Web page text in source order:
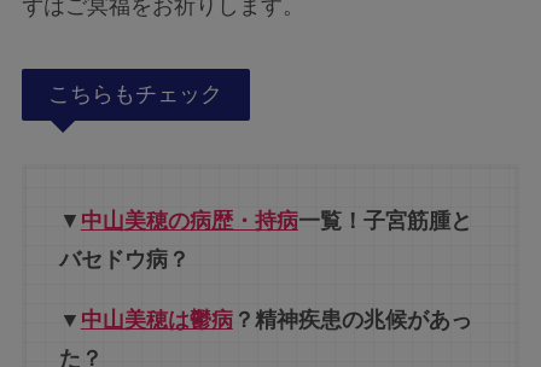
ずはご冥福をお祈りします。
こちらもチェック
▼ 中山美穂の病歴・持病一覧！子宮筋腫と
バセドウ病？
▼ 中山美穂は鬱病？精神疾患の兆候があっ
た？